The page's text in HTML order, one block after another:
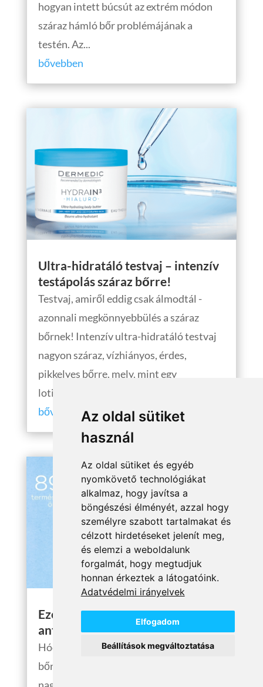
Az oldal sütiket
használ
Az oldal sütiket és egyéb
nyomkövető technológiákat
alkalmaz, hogy javítsa a
böngészési élményét, azzal hogy
személyre szabott tartalmakat és
célzott hirdetéseket jelenít meg,
és elemzi a weboldalunk
forgalmát, hogy megtudjuk
honnan érkeztek a látogatóink.
Adatvédelmi irányelvek
Elfogadom
Beállítások megváltoztatása
hogyan intett búcsút az extrém módon
száraz hámló bőr problémájának a
testén. Az...
bővebben
Ultra-hidratáló testvaj – intenzív
testápolás száraz bőrre!
Testvaj, amiről eddig csak álmodtál -
azonnali megkönnyebbülés a száraz
bőrnek! Intenzív ultra-hidratáló testvaj
nagyon száraz, vízhiányos, érdes,
pikkelyes bőrre, mely, mint egy
lotion, azonnal...
bővebben
Ezért van szüksége a bőrödnek
antioxidáns arcápolóra!
Hódítanak az arcápoló szérumok a
bőrápolásban! A szépségápolásban egyre